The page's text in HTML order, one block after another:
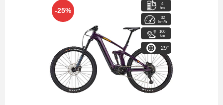
-25%
4
hrs
32
km/h
100
km
29"